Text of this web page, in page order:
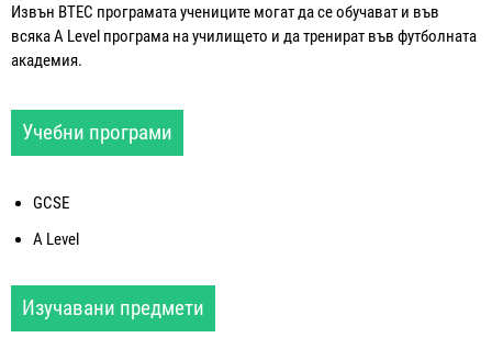
Извън BTEC програмата учениците могат да се обучават и във
всяка A Level програма на училището и да тренират във футболната
академия.
Учебни програми
GCSE
A Level
Изучавани предмети